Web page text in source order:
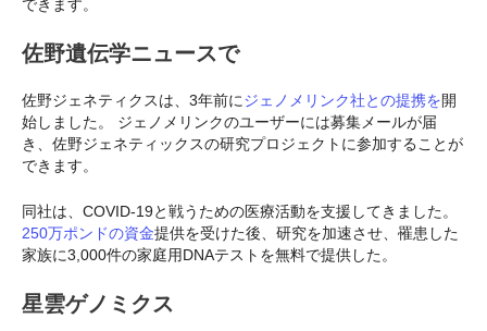
できます。
佐野遺伝学ニュースで
佐野ジェネティクスは、3年前にジェノメリンク社との提携を開
始しました。 ジェノメリンクのユーザーには募集メールが届
き、佐野ジェネティックスの研究プロジェクトに参加することが
できます。
同社は、COVID-19と戦うための医療活動を支援してきました。
250万ポンドの資金提供を受けた後、研究を加速させ、罹患した
家族に3,000件の家庭用DNAテストを無料で提供した。
星雲ゲノミクス